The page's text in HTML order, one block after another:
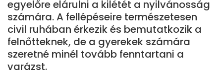
egyelőre elárulni a kilétét a nyilvánosság
számára. A fellépéseire természetesen
civil ruhában érkezik és bemutatkozik a
felnőtteknek, de a gyerekek számára
szeretné minél tovább fenntartani a
varázst.